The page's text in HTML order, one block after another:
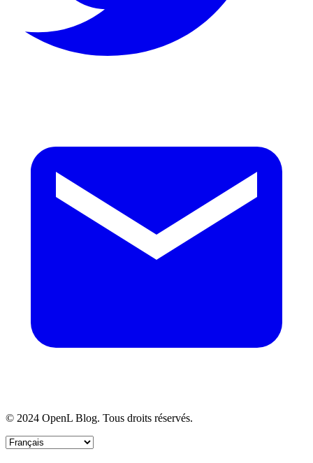
© 2024 OpenL Blog. Tous droits réservés.